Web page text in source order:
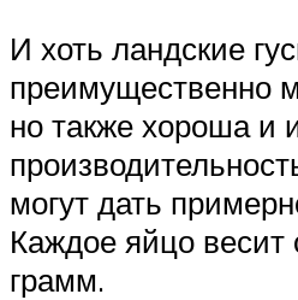
И хоть ландские
преимущественно
но также хороша и
могут дать
Каждое яйцо весит
грамм.